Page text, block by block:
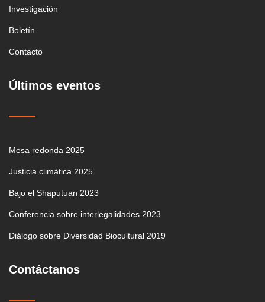
Investigación
Boletín
Contacto
Últimos eventos
Mesa redonda 2025
Justicia climática 2025
Bajo el Shaputuan 2023
Conferencia sobre interlegalidades 2023
Diálogo sobre Diversidad Biocultural 2019
Contáctanos